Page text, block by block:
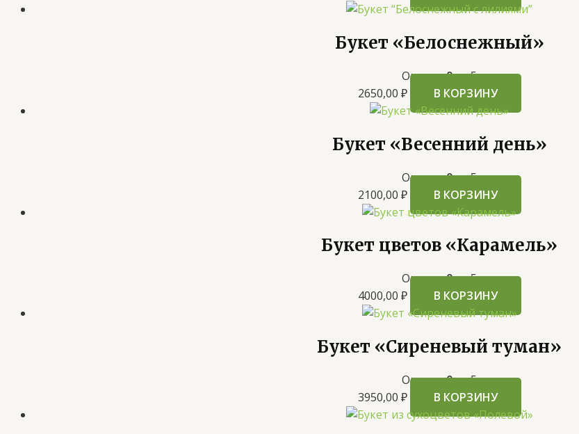
Букет «Белоснежный»
Оценка0из 5
2650,00 ₽ В КОРЗИНУ
Букет «Весенний день»
Оценка0из 5
2100,00 ₽ В КОРЗИНУ
Букет цветов «Карамель»
Оценка0из 5
4000,00 ₽ В КОРЗИНУ
Букет «Сиреневый туман»
Оценка0из 5
3950,00 ₽ В КОРЗИНУ